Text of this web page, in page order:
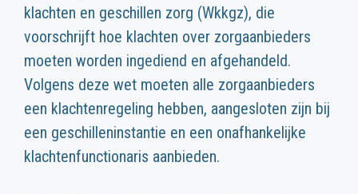
klachten en geschillen zorg (Wkkgz), die
voorschrijft hoe klachten over zorgaanbieders
moeten worden ingediend en afgehandeld.
Volgens deze wet moeten alle zorgaanbieders
een klachtenregeling hebben, aangesloten zijn bij
een geschilleninstantie en een onafhankelijke
klachtenfunctionaris aanbieden.